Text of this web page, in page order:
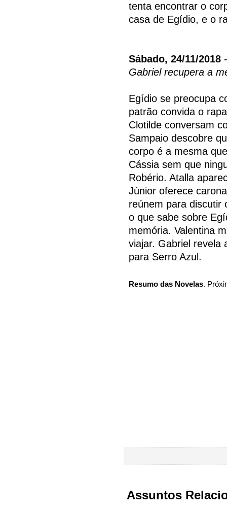
tenta encontrar o
casa de Egídio, e o
Sábado, 24/11/2018
Gabriel recupera a
Egídio se preocupa
patrão convida o
Clotilde conversam
Sampaio descobre
corpo é a mesma
Cássia sem que
Robério. Atalla
Júnior oferece
reúnem para discutir
o que sabe sobre
memória. Valentina
viajar. Gabriel revela
para Serro Azul.
Resumo das Novelas.
Assuntos